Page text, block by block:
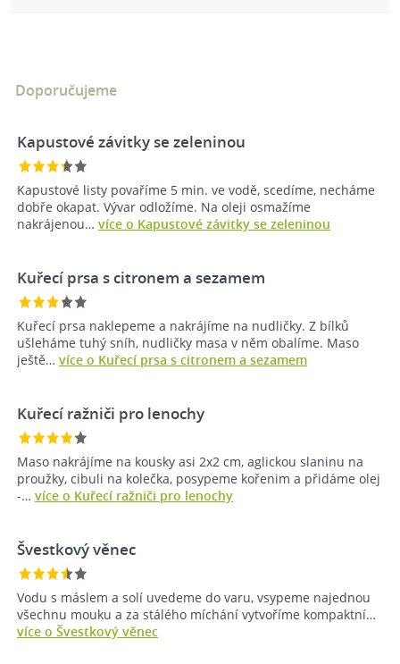
Doporučujeme
Kapustové závitky se zeleninou
Kapustové listy povaříme 5 min. ve vodě, scedíme, necháme
dobře okapat. Vývar odložíme. Na oleji osmažíme
nakrájenou… více o Kapustové závitky se zeleninou
Kuřecí prsa s citronem a sezamem
Kuřecí prsa naklepeme a nakrájíme na nudličky. Z bílků
ušleháme tuhý sníh, nudličky masa v něm obalíme. Maso
ještě… více o Kuřecí prsa s citronem a sezamem
Kuřecí ražniči pro lenochy
Maso nakrájíme na kousky asi 2x2 cm, aglickou slaninu na
proužky, cibuli na kolečka, posypeme kořenim a přidáme olej
-… více o Kuřecí ražniči pro lenochy
Švestkový věnec
Vodu s máslem a solí uvedeme do varu, vsypeme najednou
všechnu mouku a za stálého míchání vytvoříme kompaktní…
více o Švestkový věnec